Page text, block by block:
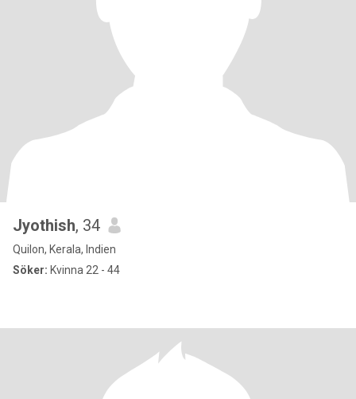
Jyothish, 34
Quilon, Kerala, Indien
Söker: Kvinna 22 - 44